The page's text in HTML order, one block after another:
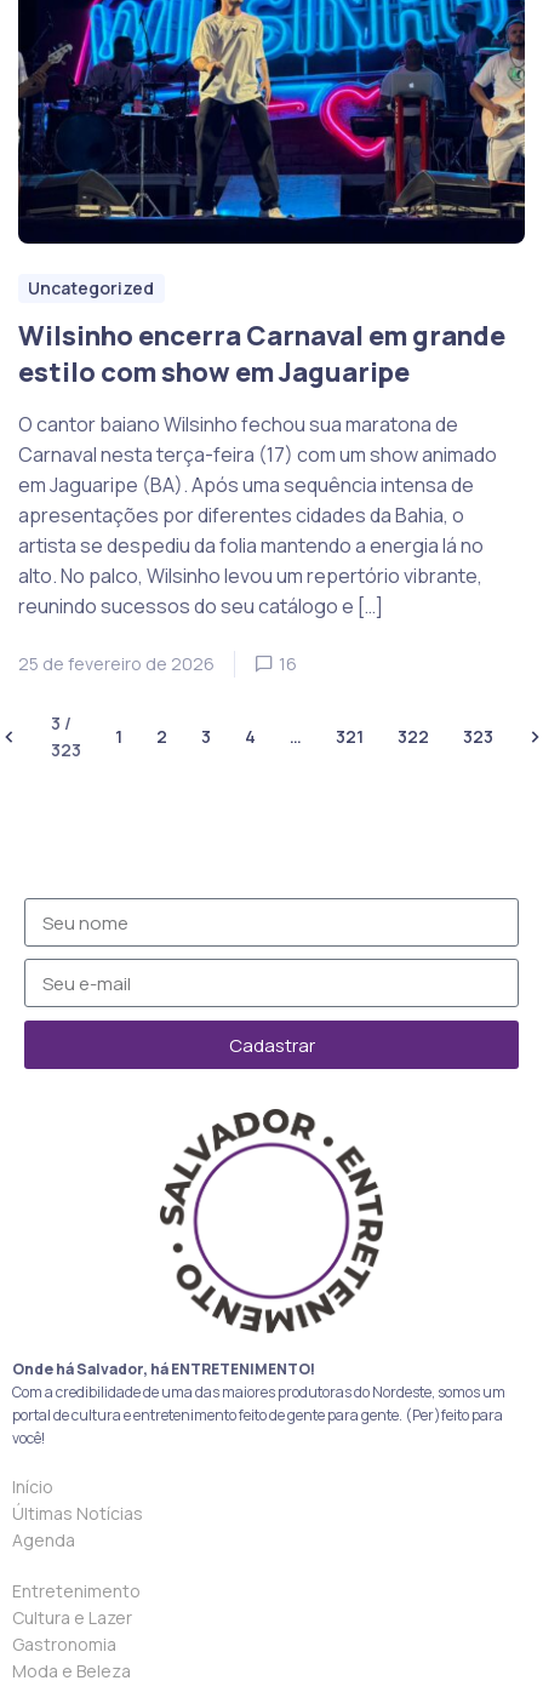
Uncategorized
Wilsinho encerra Carnaval em grande
estilo com show em Jaguaripe
O cantor baiano Wilsinho fechou sua maratona de
Carnaval nesta terça-feira (17) com um show animado
em Jaguaripe (BA). Após uma sequência intensa de
apresentações por diferentes cidades da Bahia, o
artista se despediu da folia mantendo a energia lá no
alto. No palco, Wilsinho levou um repertório vibrante,
reunindo sucessos do seu catálogo e […]
25 de fevereiro de 2026 16
3 /
323
1 2 3 4 … 321 322 323
Cadastrar
Onde há Salvador, há ENTRETENIMENTO!
Com a credibilidade de uma das maiores produtoras do Nordeste, somos um
portal de cultura e entretenimento feito de gente para gente. (Per)feito para
você!
Início
Últimas Notícias
Agenda
Entretenimento
Cultura e Lazer
Gastronomia
Moda e Beleza